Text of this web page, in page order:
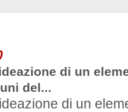
di un
del...
di un